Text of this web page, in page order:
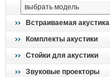
Встраиваемая акустика
Комплекты акустики
Стойки для акустики
Звуковые проекторы